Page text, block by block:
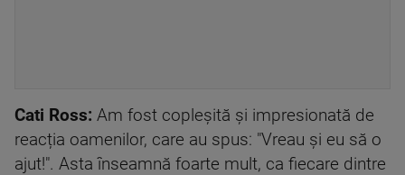
Cati Ross: Am fost copleșită și impresionată de
reacția oamenilor, care au spus: "Vreau și eu să o
ajut!". Asta înseamnă foarte mult, ca fiecare dintre